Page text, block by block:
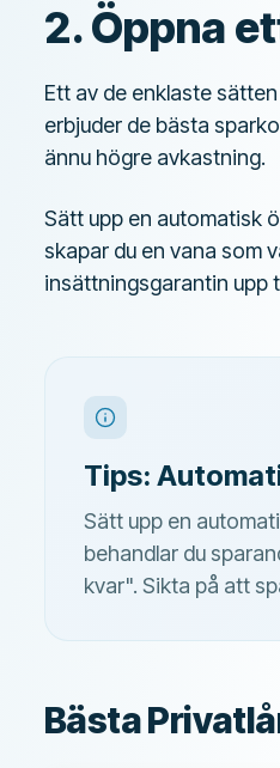
2. Öppna
Ett av de enklaste
erbjuder de bästa
ännu högre avkastning.
Sätt upp en automatisk
skapar du en vana som
insättningsgarantin upp
Tips:
Sätt upp en
behandlar du
kvar". Sikta på att
Bästa